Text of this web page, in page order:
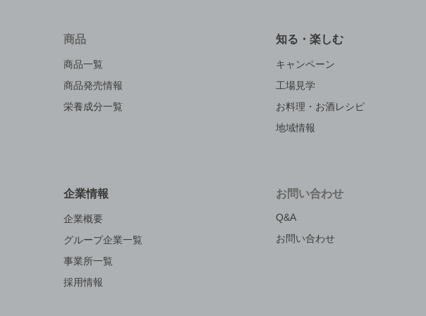
商品
商品一覧
商品発売情報
栄養成分一覧
知る・楽しむ
キャンペーン
工場見学
お料理・お酒レシピ
地域情報
企業情報
企業概要
グループ企業一覧
事業所一覧
採用情報
お問い合わせ
Q&A
お問い合わせ